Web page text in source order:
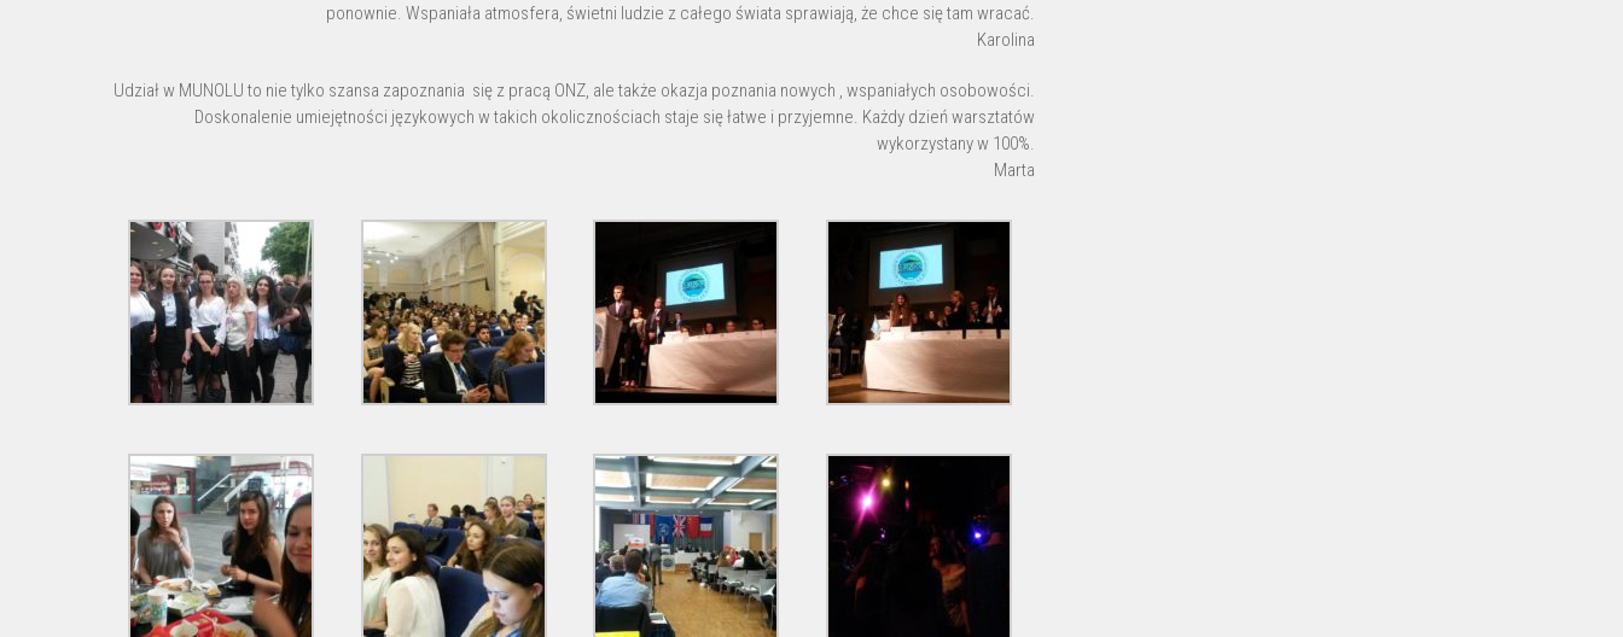
ponownie. Wspaniała atmosfera, świetni ludzie z całego świata sprawiają, że chce się tam wracać.
Karolina
Udział w MUNOLU to nie tylko szansa zapoznania się z pracą ONZ, ale także okazja poznania nowych , wspaniałych osobowości.
Doskonalenie umiejętności językowych w takich okolicznościach staje się łatwe i przyjemne. Każdy dzień warsztatów
wykorzystany w 100%.
Marta